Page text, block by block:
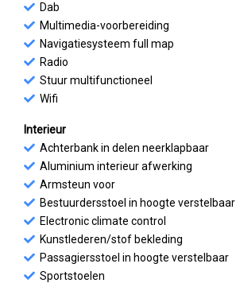
Dab
Multimedia-voorbereiding
Navigatiesysteem full map
Radio
Stuur multifunctioneel
Wifi
Interieur
Achterbank in delen neerklapbaar
Aluminium interieur afwerking
Armsteun voor
Bestuurdersstoel in hoogte verstelbaar
Electronic climate control
Kunstlederen/stof bekleding
Passagiersstoel in hoogte verstelbaar
Sportstoelen